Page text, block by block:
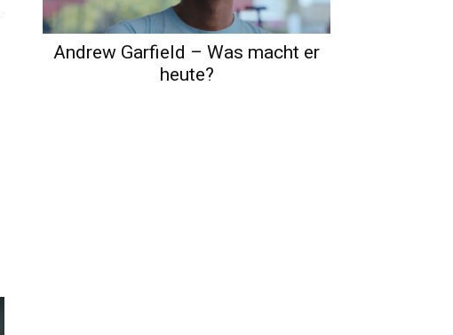
Andrew Garfield – Was macht er
heute?